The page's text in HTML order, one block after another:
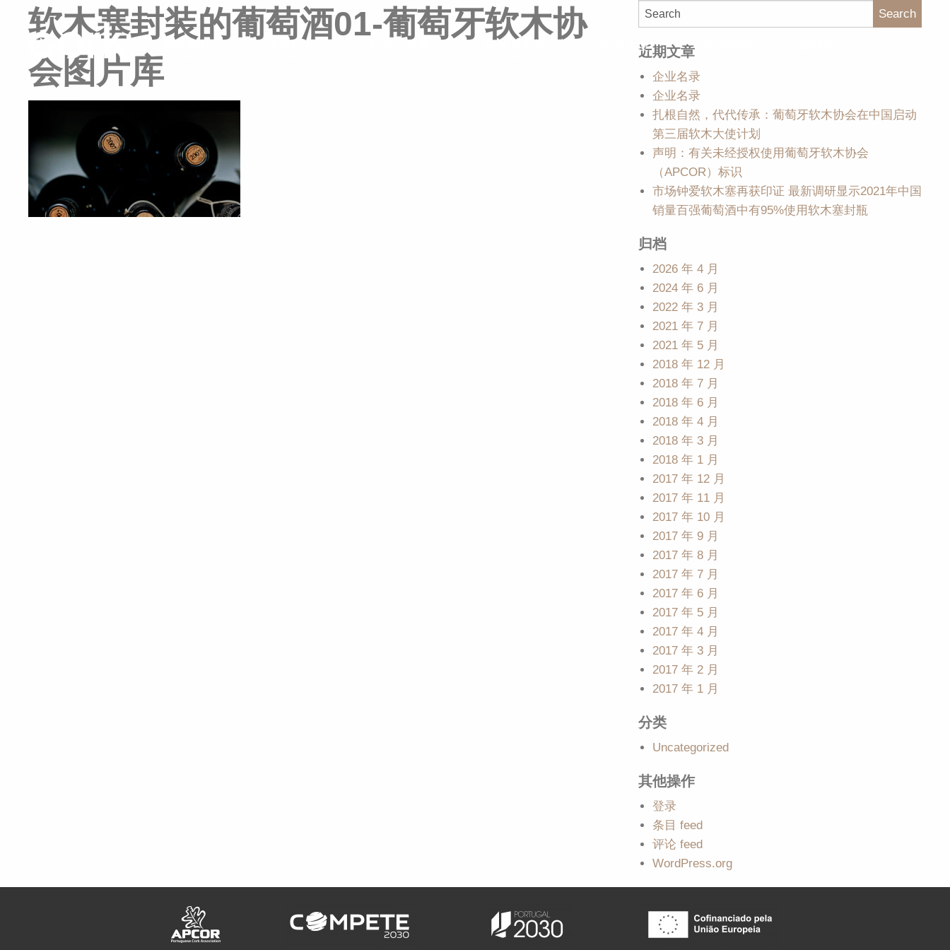
软木大使
软木塞封装的葡萄酒01-葡萄牙软木协
会图片库
Search
近期文章
企业名录
企业名录
扎根自然，代代传承：葡萄牙软木协会在中国启动
第三届软木大使计划
声明：有关未经授权使用葡萄牙软木协会
（APCOR）标识
市场钟爱软木塞再获印证 最新调研显示2021年中国
销量百强葡萄酒中有95%使用软木塞封瓶
归档
2026 年 4 月
2024 年 6 月
2022 年 3 月
2021 年 7 月
2021 年 5 月
2018 年 12 月
2018 年 7 月
2018 年 6 月
2018 年 4 月
2018 年 3 月
2018 年 1 月
2017 年 12 月
2017 年 11 月
2017 年 10 月
2017 年 9 月
2017 年 8 月
2017 年 7 月
2017 年 6 月
2017 年 5 月
2017 年 4 月
2017 年 3 月
2017 年 2 月
2017 年 1 月
分类
Uncategorized
其他操作
登录
条目 feed
评论 feed
WordPress.org